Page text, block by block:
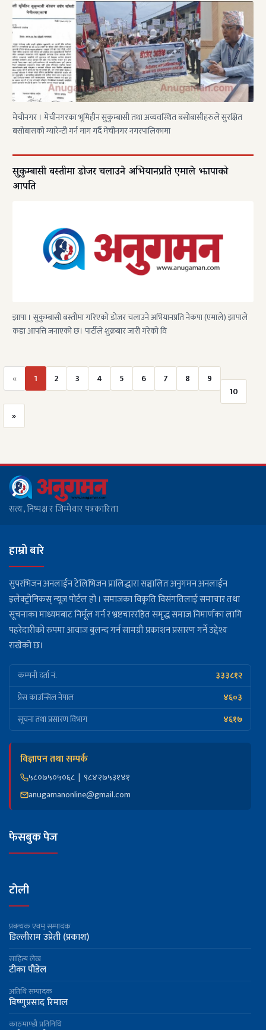
मेचीनगर । मेचीनगरका भूमिहीन सुकुम्बासी तथा अव्यवस्थित बसोबासीहरुले सुरक्षित
बसोबासको ग्यारेन्टी गर्न माग गर्दै मेचीनगर नगरपालिकामा
सुकुम्बासी बस्तीमा डोजर चलाउने अभियानप्रति एमाले झापाको
आपति
झापा । सुकुम्बासी बस्तीमा गरिएको डोजर चलाउने अभियानप्रति नेकपा (एमाले) झापाले
कडा आपत्ति जनाएको छ। पार्टीले शुक्रबार जारी गरेको वि
« 1 2 3 4 5 6 7 8
9
10
»
सत्य, निष्पक्ष र जिम्मेवार पत्रकारिता
हाम्रो बारे
सुपरभिजन अनलाईन टेलिभिजन प्रालिद्धारा सञ्चालित अनुगमन अनलाईन
इलेक्ट्रोनिकस् न्यूज पोर्टल हो । समाजका विकृति विसंगतिलाई समाचार तथा
सूचनाका माध्यमबाट निर्मूल गर्न र भ्रष्टचाररहित समृद्ध समाज निमार्णका लागि
पहरेदारीको रुपमा आवाज बुलन्द गर्न सामग्री प्रकाशन प्रसारण गर्ने उद्देश्य
राखेको छ।
कम्पनी दर्ता नं. ३३३८१२
प्रेस काउन्सिल नेपाल ४६०३
सूचना तथा प्रसारण विभाग ४६१७
विज्ञापन तथा सम्पर्क
५८०७५०५०६८ | ९८४२७५३१४१
anugamanonline@gmail.com
फेसबुक पेज
टोली
प्रबन्धक एवम् सम्पादक
डिल्लीराम उप्रेती (प्रकाश)
साहित्य लेख
टीका पौडेल
अतिथि सम्पादक
विष्णुप्रसाद रिमाल
काठमाण्डौ प्रतिनिधि